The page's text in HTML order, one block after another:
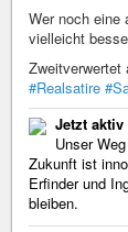
Wer noch eine
vielleicht
Zweitverwertet
#Realsatire
Jetzt aktiv
Unser
Zukunft ist
Erfinder und
bleiben.